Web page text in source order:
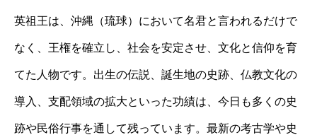
英祖王は、沖縄（琉球）において名君と言われるだけで
なく、王権を確立し、社会を安定させ、文化と信仰を育
てた人物です。出生の伝説、誕生地の史跡、仏教文化の
導入、支配領域の拡大といった功績は、今日も多くの史
跡や民俗行事を通して残っています。最新の考古学や史